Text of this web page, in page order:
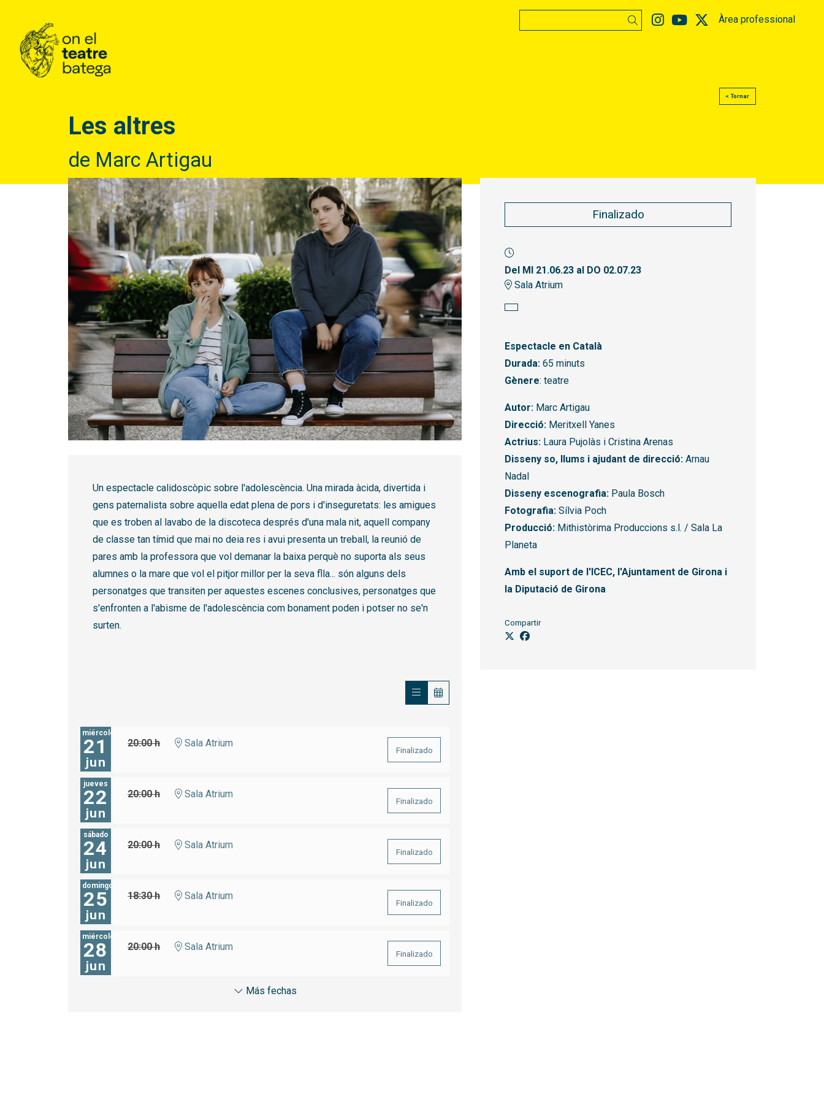
Àrea professional
Link a instagram
Link a youtube
Link a twitter
Buscar
< Tornar
Les altres
de Marc Artigau
Finalizado
Del MI 21.06.23 al DO 02.07.23
Sala Atrium
Espectacle en Català
Durada: 65 minuts
Gènere: teatre
Autor: Marc Artigau
Direcció: Meritxell Yanes
Actrius: Laura Pujolàs i Cristina Arenas
Disseny so, llums i ajudant de direcció: Arnau
Nadal
Disseny escenografia: Paula Bosch
Fotografia: Sílvia Poch
Producció: Mithistòrima Produccions s.l. / Sala La
Planeta
Amb el suport de l'ICEC, l'Ajuntament de Girona i
la Diputació de Girona
Compartir
Un espectacle calidoscòpic sobre l'adolescència. Una mirada àcida, divertida i
gens paternalista sobre aquella edat plena de pors i d'inseguretats: les amigues
que es troben al lavabo de la discoteca després d'una mala nit, aquell company
de classe tan tímid que mai no deia res i avui presenta un treball, la reunió de
pares amb la professora que vol demanar la baixa perquè no suporta als seus
alumnes o la mare que vol el pitjor millor per la seva flla... són alguns dels
personatges que transiten per aquestes escenes conclusives, personatges que
s'enfronten a l'abisme de l'adolescència com bonament poden i potser no se'n
surten.
miércoles
21
jun
20:00 h Sala Atrium
Finalizado
jueves
22
jun
20:00 h Sala Atrium
Finalizado
sábado
24
jun
20:00 h Sala Atrium
Finalizado
domingo
25
jun
18:30 h Sala Atrium
Finalizado
miércoles
28
jun
20:00 h Sala Atrium
Finalizado
Más fechas